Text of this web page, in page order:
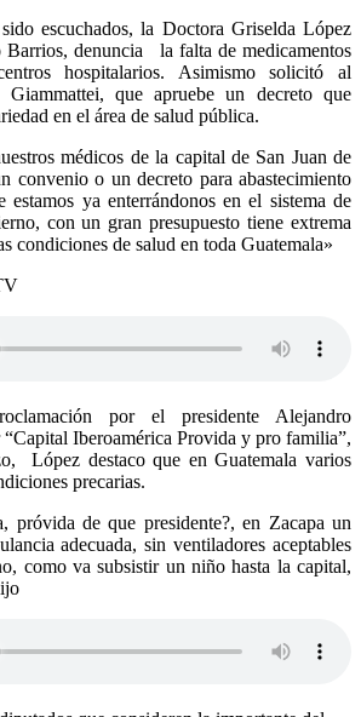
escuchados, la Doctora Griselda López
Barrios, denuncia la falta de medicamentos
hospitalarios. Asimismo solicitó al
Giammattei, que apruebe un decreto que
en el área de salud pública.
convenio o un decreto para abastecimiento
estamos ya enterrándonos en el sistema de
con un gran presupuesto tiene extrema
condiciones de salud en toda Guatemala»
por el presidente Alejandro
Iberoamérica Provida y pro familia”,
López destaco que en Guatemala varios
precarias.
próvida de que presidente?, en Zacapa un
adecuada, sin ventiladores aceptables
como va subsistir un niño hasta la capital,